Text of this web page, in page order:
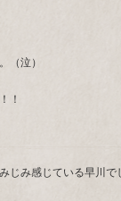
（泣）
！
じみ感じている早川で